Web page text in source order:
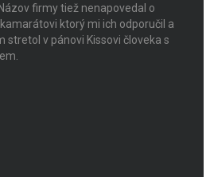
firmy tiež nenapovedal o
ktorý mi ich odporučil a
stretol v pánovi Kissovi človeka s